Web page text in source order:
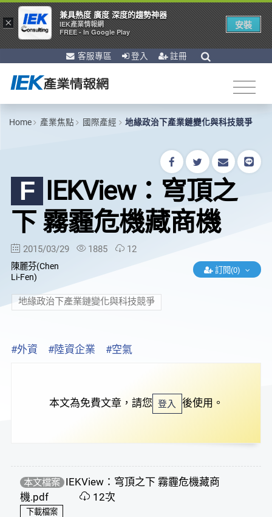
客服專區 登入 註冊
Home 產業焦點 國際產經 地緣政治下產業鏈變化與科技競爭
F
IEKView：穹頂之
下 霧霾危機藏商機
2015/03/29 1885 12
陳麗芬(Chen
Li-Fen)
訂閱(0)
地緣政治下產業鏈變化與科技競爭
#外資 #陸資企業 #空氣
本文為免費文章，請您 登入 後使用。
本文檔案 IEKView：穹頂之下 霧霾危機藏商
機.pdf
12次
下載檔案
×
兼具熱度 廣度 深度的趨勢神器
IEK產業情報網
FREE - In Google Play
安裝